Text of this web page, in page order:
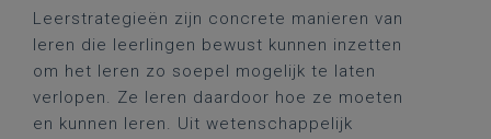
Leerstrategieën zijn concrete manieren van
leren die leerlingen bewust kunnen inzetten
om het leren zo soepel mogelijk te laten
verlopen. Ze leren daardoor hoe ze moeten
en kunnen leren. Uit wetenschappelijk